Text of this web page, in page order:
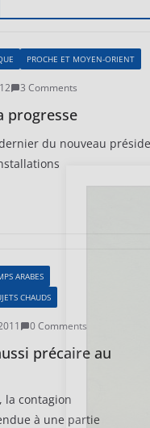
PROCHE ET MOYEN-ORIENT
3 Comments
progresse
du nouveau
ARABES
CHAUDS
0 Comments
précaire au
la contagion
à une partie